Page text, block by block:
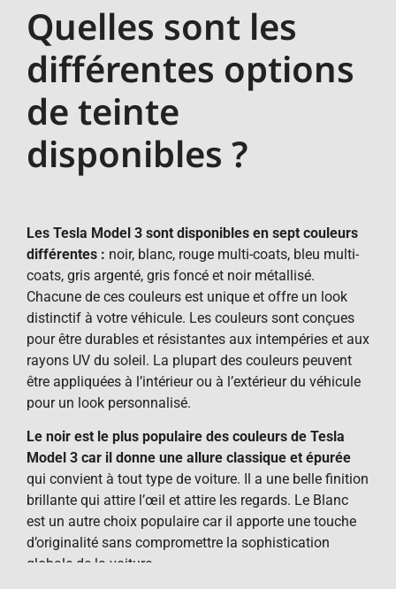
Quelles sont les
différentes options
de teinte
disponibles ?
Les Tesla Model 3 sont disponibles en sept couleurs
différentes : noir, blanc, rouge multi-coats, bleu multi-
coats, gris argenté, gris foncé et noir métallisé.
Chacune de ces couleurs est unique et offre un look
distinctif à votre véhicule. Les couleurs sont conçues
pour être durables et résistantes aux intempéries et aux
rayons UV du soleil. La plupart des couleurs peuvent
être appliquées à l’intérieur ou à l’extérieur du véhicule
pour un look personnalisé.
Le noir est le plus populaire des couleurs de Tesla
Model 3 car il donne une allure classique et épurée
qui convient à tout type de voiture. Il a une belle finition
brillante qui attire l’œil et attire les regards. Le Blanc
est un autre choix populaire car il apporte une touche
d’originalité sans compromettre la sophistication
globale de la voiture.